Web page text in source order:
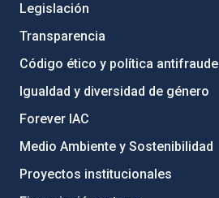
Legislación
Transparencia
Código ético y política antifraude
Igualdad y diversidad de género
Forever IAC
Medio Ambiente y Sostenibilidad
Proyectos institucionales